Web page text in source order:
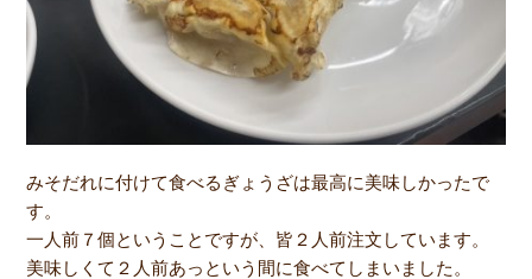
みそだれに付けて食べるぎょうざは最高に美味しかったで
す。
一人前７個ということですが、皆２人前注文しています。
美味しくて２人前あっという間に食べてしまいました。